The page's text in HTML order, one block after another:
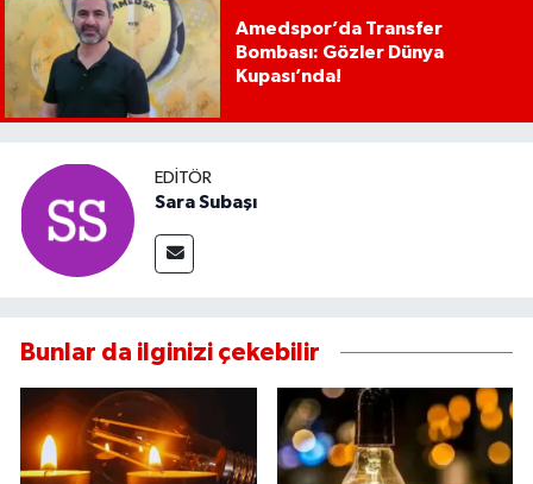
Amedspor’da Transfer
Bombası: Gözler Dünya
Kupası’nda!
EDITÖR
Sara Subaşı
Bunlar da ilginizi çekebilir